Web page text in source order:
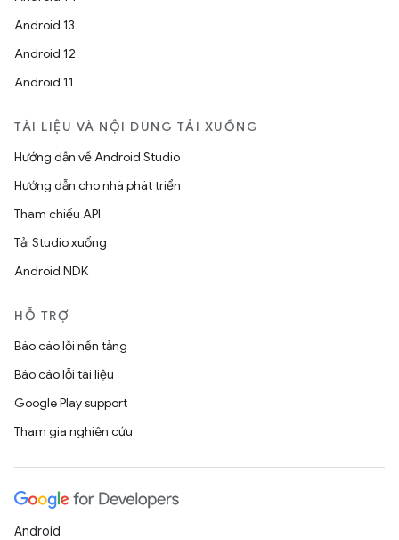
Android 13
Android 12
Android 11
TÀI LIỆU VÀ NỘI DUNG TẢI XUỐNG
Hướng dẫn về Android Studio
Hướng dẫn cho nhà phát triển
Tham chiếu API
Tải Studio xuống
Android NDK
HỖ TRỢ
Báo cáo lỗi nền tảng
Báo cáo lỗi tài liệu
Google Play support
Tham gia nghiên cứu
Android